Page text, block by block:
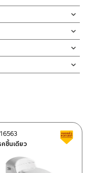
ำขัดถูแบบหยาบอาจ
objects on the
ภัณฑ์เป็นเวลานาน
วามความสะอาดและเช็ค
รใช้งาน
คา เคลียร์สต็อก
กชิ้นเดียว